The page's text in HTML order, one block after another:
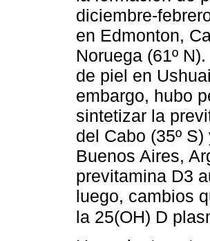
diciembre-
en Edmonton,
Noruega (61º
de piel en
embargo, hubo
sintetizar la
del Cabo (35º
Buenos Aires,
previtamina D3
luego, cambios
la 25(OH) D